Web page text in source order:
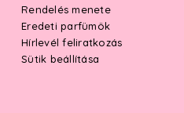
Rendelés menete
Eredeti parfümök
Hírlevél feliratkozás
Sütik beállítása